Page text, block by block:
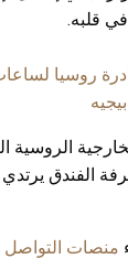
قلبه.
روسيا
الروسية
الفندق
منصات التواصل